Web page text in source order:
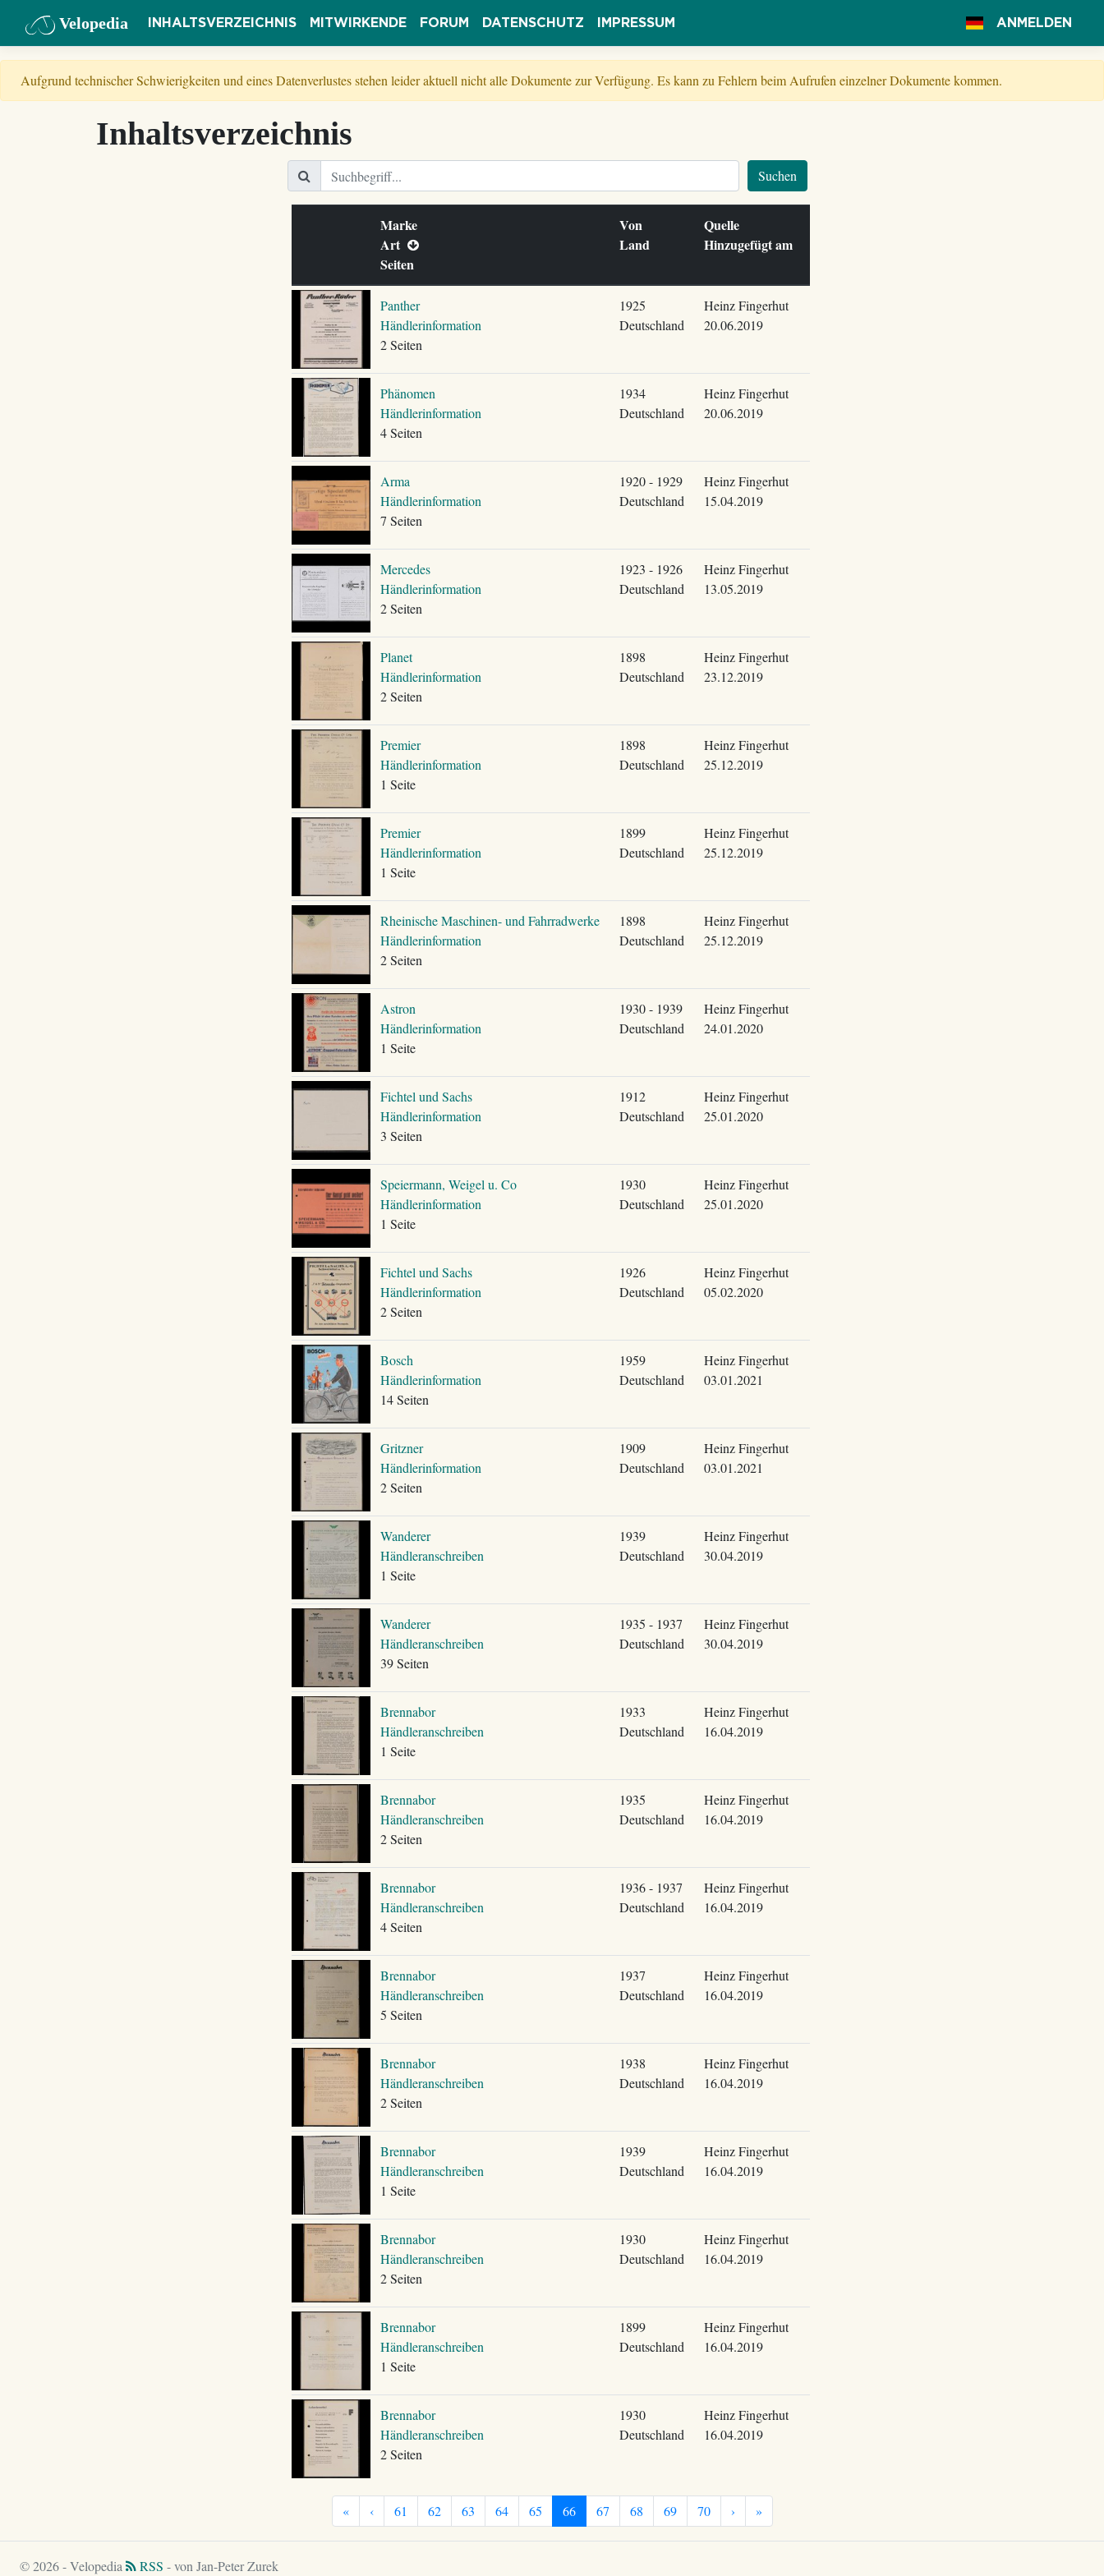
Velopedia INHALTSVERZEICHNIS MITWIRKENDE FORUM DATENSCHUTZ IMPRESSUM ANMELDEN
Aufgrund technischer Schwierigkeiten und eines Datenverlustes stehen leider aktuell nicht alle Dokumente zur Verfügung. Es kann zu Fehlern beim Aufrufen einzelner Dokumente kommen.
Inhaltsverzeichnis
Suchen
Marke
Art
Seiten
Von
Land
Quelle
Hinzugefügt am
Panther
Händlerinformation
2 Seiten
1925
Deutschland
Heinz Fingerhut
20.06.2019
Phänomen
Händlerinformation
4 Seiten
1934
Deutschland
Heinz Fingerhut
20.06.2019
Arma
Händlerinformation
7 Seiten
1920 - 1929
Deutschland
Heinz Fingerhut
15.04.2019
Mercedes
Händlerinformation
2 Seiten
1923 - 1926
Deutschland
Heinz Fingerhut
13.05.2019
Planet
Händlerinformation
2 Seiten
1898
Deutschland
Heinz Fingerhut
23.12.2019
Premier
Händlerinformation
1 Seite
1898
Deutschland
Heinz Fingerhut
25.12.2019
Premier
Händlerinformation
1 Seite
1899
Deutschland
Heinz Fingerhut
25.12.2019
Rheinische Maschinen- und Fahrradwerke
Händlerinformation
2 Seiten
1898
Deutschland
Heinz Fingerhut
25.12.2019
Astron
Händlerinformation
1 Seite
1930 - 1939
Deutschland
Heinz Fingerhut
24.01.2020
Fichtel und Sachs
Händlerinformation
3 Seiten
1912
Deutschland
Heinz Fingerhut
25.01.2020
Speiermann, Weigel u. Co
Händlerinformation
1 Seite
1930
Deutschland
Heinz Fingerhut
25.01.2020
Fichtel und Sachs
Händlerinformation
2 Seiten
1926
Deutschland
Heinz Fingerhut
05.02.2020
Bosch
Händlerinformation
14 Seiten
1959
Deutschland
Heinz Fingerhut
03.01.2021
Gritzner
Händlerinformation
2 Seiten
1909
Deutschland
Heinz Fingerhut
03.01.2021
Wanderer
Händleranschreiben
1 Seite
1939
Deutschland
Heinz Fingerhut
30.04.2019
Wanderer
Händleranschreiben
39 Seiten
1935 - 1937
Deutschland
Heinz Fingerhut
30.04.2019
Brennabor
Händleranschreiben
1 Seite
1933
Deutschland
Heinz Fingerhut
16.04.2019
Brennabor
Händleranschreiben
2 Seiten
1935
Deutschland
Heinz Fingerhut
16.04.2019
Brennabor
Händleranschreiben
4 Seiten
1936 - 1937
Deutschland
Heinz Fingerhut
16.04.2019
Brennabor
Händleranschreiben
5 Seiten
1937
Deutschland
Heinz Fingerhut
16.04.2019
Brennabor
Händleranschreiben
2 Seiten
1938
Deutschland
Heinz Fingerhut
16.04.2019
Brennabor
Händleranschreiben
1 Seite
1939
Deutschland
Heinz Fingerhut
16.04.2019
Brennabor
Händleranschreiben
2 Seiten
1930
Deutschland
Heinz Fingerhut
16.04.2019
Brennabor
Händleranschreiben
1 Seite
1899
Deutschland
Heinz Fingerhut
16.04.2019
Brennabor
Händleranschreiben
2 Seiten
1930
Deutschland
Heinz Fingerhut
16.04.2019
« ‹ 61 62 63 64 65 66 67 68 69 70 › »
© 2026 - Velopedia RSS - von Jan-Peter Zurek